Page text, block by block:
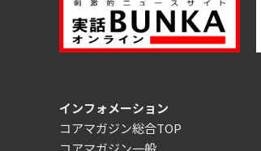
インフォメーション
コアマガジン総合TOP